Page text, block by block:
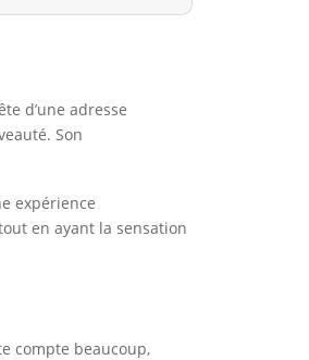
d’une adresse
Son
expérience
en ayant la sensation
compte beaucoup,